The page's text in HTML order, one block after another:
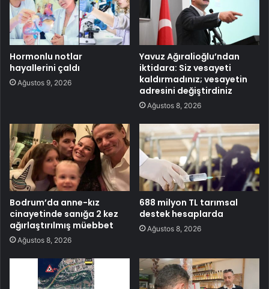
Hormonlu notlar
hayallerini çaldı
Ağustos 9, 2026
Yavuz Ağıralioğlu’ndan
iktidara: Siz vesayeti
kaldırmadınız; vesayetin
adresini değiştirdiniz
Ağustos 8, 2026
Bodrum’da anne-kız
cinayetinde sanığa 2 kez
ağırlaştırılmış müebbet
Ağustos 8, 2026
688 milyon TL tarımsal
destek hesaplarda
Ağustos 8, 2026